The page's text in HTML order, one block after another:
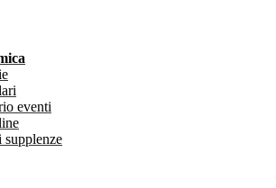
eventi
supplenze